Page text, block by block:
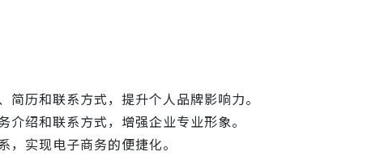
简历和联系方式，提升个人品牌影响力。
绍和联系方式，增强企业专业形象。
实现电子商务的便捷化。